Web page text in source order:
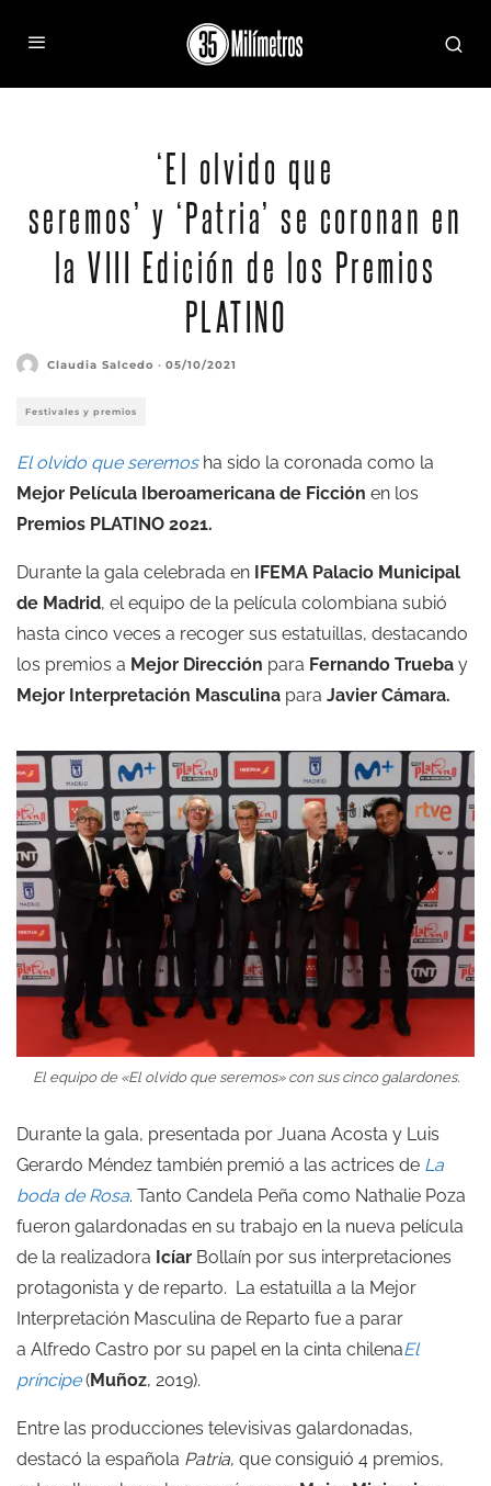
‘El olvido que
seremos’ y ‘Patria’ se coronan en
la VIII Edición de los Premios
PLATINO
Claudia Salcedo · 05/10/2021
Festivales y premios
El olvido que seremosha sido la coronada como la
Mejor Película Iberoamericana de Ficción en los
Premios PLATINO 2021.
Durante la gala celebrada en IFEMA Palacio Municipal
de Madrid, el equipo de la película colombiana subió
hasta cinco veces a recoger sus estatuillas, destacando
los premios a Mejor Dirección para Fernando Trueba y
Mejor Interpretación Masculina para Javier Cámara.
El equipo de «El olvido que seremos» con sus cinco galardones.
Durante la gala, presentada por Juana Acosta y Luis
Gerardo Méndez también premió a las actrices de La
boda de Rosa. Tanto Candela Peña como Nathalie Poza
fueron galardonadas en su trabajo en la nueva película
de la realizadora Icíar Bollaín por sus interpretaciones
protagonista y de reparto. La estatuilla a la Mejor
Interpretación Masculina de Reparto fue a parar
a Alfredo Castro por su papel en la cinta chilenaEl
príncipe(Muñoz, 2019).
Entre las producciones televisivas galardonadas,
destacó la española Patria, que consiguió 4 premios,